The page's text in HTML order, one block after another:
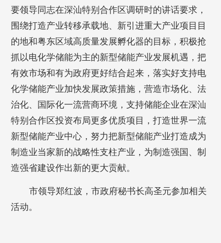
要领导同志在深汕特别合作区调研时的讲话要求，
围绕打造产业转移承载地、新引进重大产业项目目
的地和粤东区域高质量发展孵化器的目标，积极抢
抓以电化学储能为主的新型储能产业发展机遇，把
有效市场和有为政府更好结合起来，落实好支持电
化学储能产业加快发展政策措施，营造市场化、法
治化、国际化一流营商环境，支持储能企业在深汕
特别合作区投资布局更多优质项目，打造世界一流
新型储能产业中心，努力把新型储能产业打造成为
制造业当家新的战略性支柱产业，为制造强国、制
造强省建设作出新的更大贡献。
市领导郑红波，市政府秘书长高圣元参加相关
活动。